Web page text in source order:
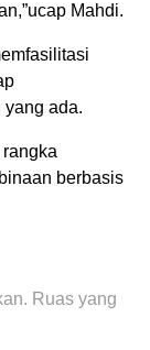
Mahdi.
yang ada.
berbasis
Ruas yang